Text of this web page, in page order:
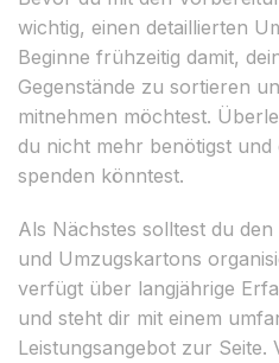
wichtig, einen detaillierten
Beginne frühzeitig damit,
Gegenstände zu sortieren
mitnehmen möchtest.
du nicht mehr benötigst
spenden könntest.
Als Nächstes solltest du
und Umzugskartons
verfügt über langjährige
und steht dir mit einem
Leistungsangebot zur Seite.